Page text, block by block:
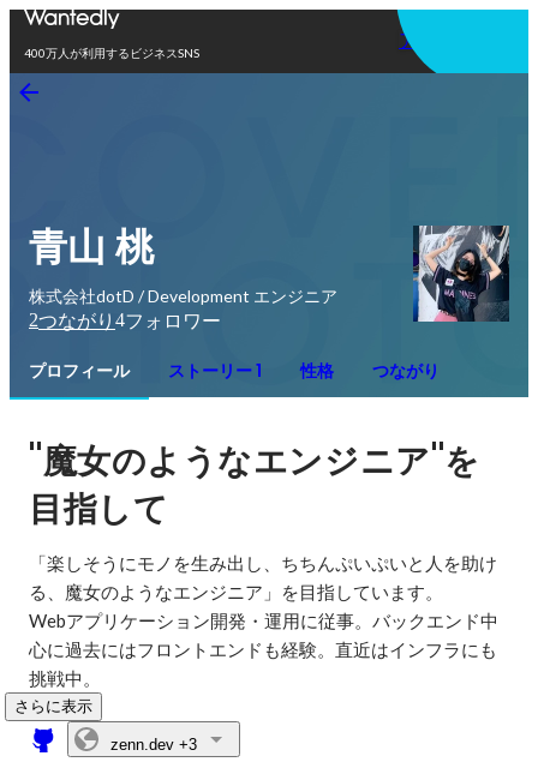
400万人が利用するビジネスSNS
アプリを使う
青山 桃
株式会社dotD / Development エンジニア
2つながり 4フォロワー
プロフィール ストーリー 1 性格 つながり
"魔女のようなエンジニア"を
目指して
「楽しそうにモノを生み出し、ちちんぷいぷいと人を助け
る、魔女のようなエンジニア」を目指しています。
Webアプリケーション開発・運用に従事。バックエンド中
心に過去にはフロントエンドも経験。直近はインフラにも
挑戦中。
さらに表示
zenn.dev +3